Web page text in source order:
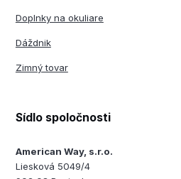
Doplnky na okuliare
Dáždnik
Zimný tovar
Sídlo spoločnosti
American Way, s.r.o.
Liesková 5049/4